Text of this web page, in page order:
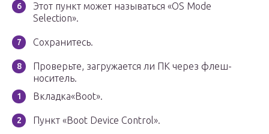
Этот пункт может называться «OS Mode
Selection».
Сохранитесь.
Проверьте, загружается ли ПК через флеш-
носитель.
Вкладка«Boot».
Пункт «Boot Device Control».